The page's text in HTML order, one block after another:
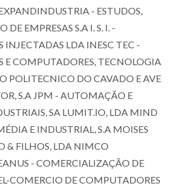
- ESTUDOS,
DE EMPRESAS S.A I. S. I. -
INJECTADAS LDA INESC TEC -
E COMPUTADORES, TECNOLOGIA
POLITECNICO DO CAVADO E AVE
S.A JPM - AUTOMAÇÃO E
SA LUMIT.IO, LDA MIND
E INDUSTRIAL, S.A MOISES
& FILHOS, LDA NIMCO
- COMERCIALIZAÇÃO DE
COMERCIO DE COMPUTADORES